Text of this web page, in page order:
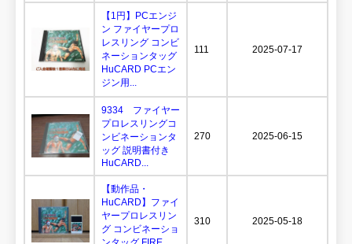
【1円】PCエンジ
ン ファイヤープロ
レスリング コンビ
ネーションタッグ
HuCARD PCエン
ジン用...
111 2025-07-17
9334 ファイヤー
プロレスリングコ
ンビネーションタ
ッグ 説明書付き
HuCARD...
270 2025-06-15
【動作品・
HuCARD】ファイ
ヤープロレスリン
グ コンビネーショ
310 2025-05-18